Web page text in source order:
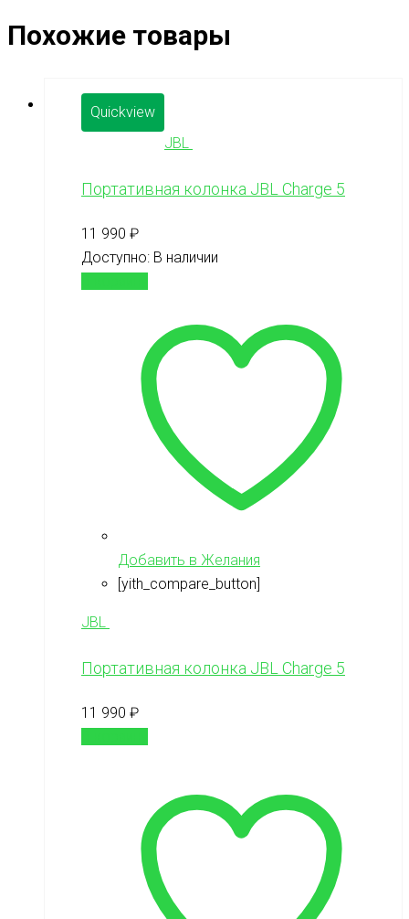
Похожие товары
Quickview
JBL
Портативная колонка JBL Charge 5
11 990 ₽
Доступно: В наличии
Добавить в Желания
[yith_compare_button]
JBL
Портативная колонка JBL Charge 5
11 990 ₽